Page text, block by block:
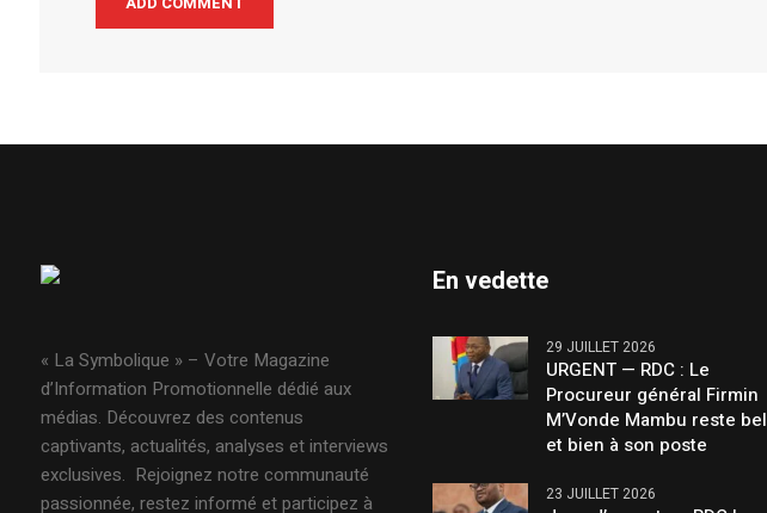
« La Symbolique » – Votre Magazine
d’Information Promotionnelle dédié aux
médias. Découvrez des contenus
captivants, actualités, analyses et interviews
exclusives. Rejoignez notre communauté
passionnée, restez informé et participez à
En vedette
29 JUILLET 2026
URGENT — RDC : Le
Procureur général Firmin
M’Vonde Mambu reste bel
et bien à son poste
23 JUILLET 2026